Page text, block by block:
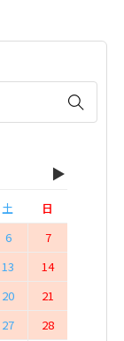
▶
土
日
6
7
13
14
20
21
27 28